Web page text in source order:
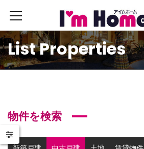
List Properties
物件を検索